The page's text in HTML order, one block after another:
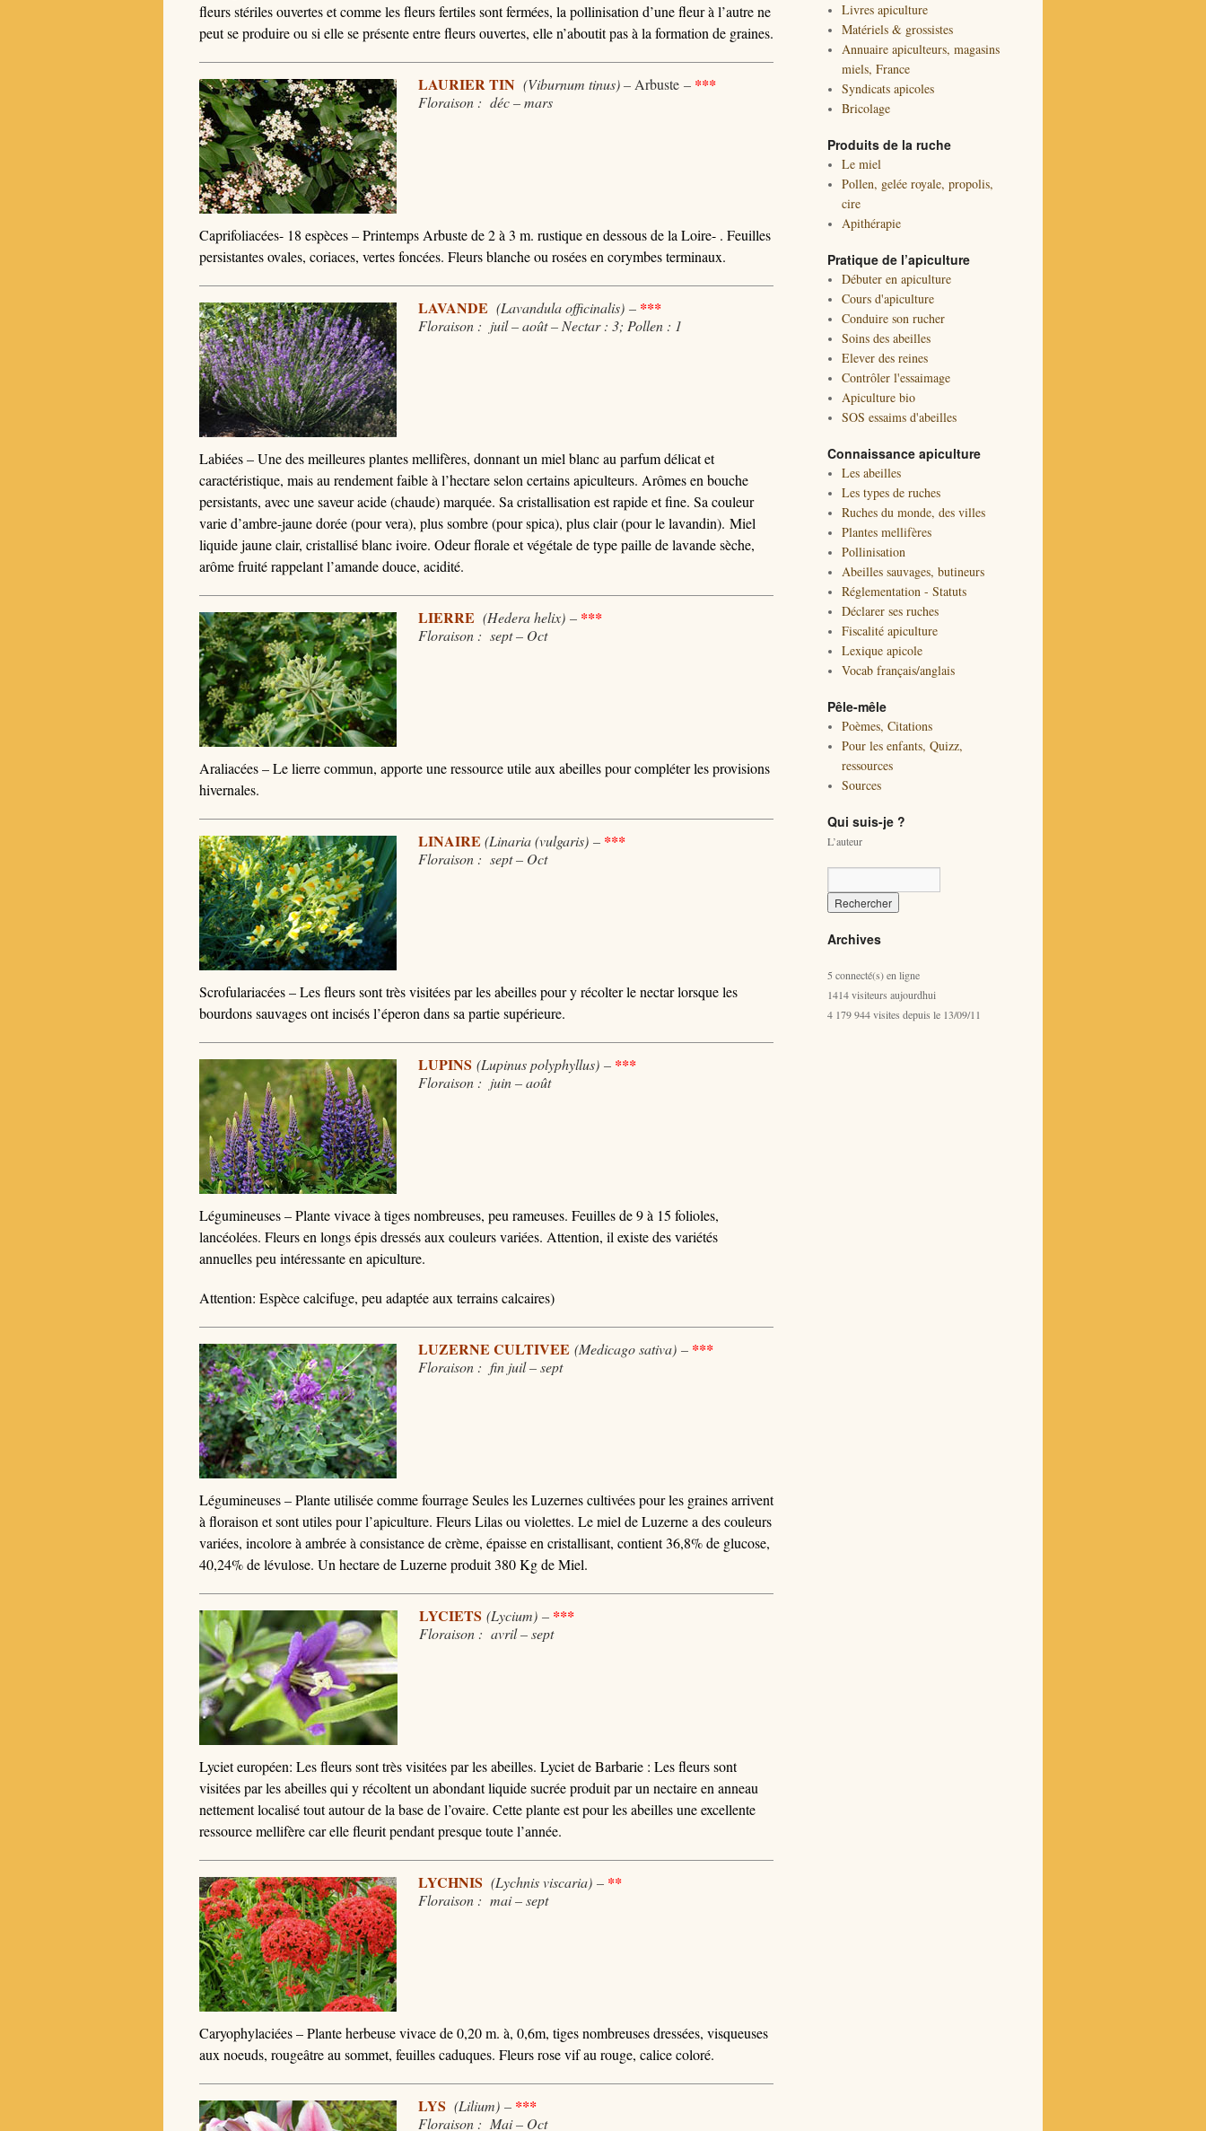
fleurs stériles ouvertes et comme les fleurs fertiles sont fermées, la pollinisation d’une fleur à l’autre ne
peut se produire ou si elle se présente entre fleurs ouvertes, elle n’aboutit pas à la formation de graines.
LAURIER TIN (Viburnum tinus) – Arbuste – ***
Floraison : déc – mars
Caprifoliacées- 18 espèces – Printemps Arbuste de 2 à 3 m. rustique en dessous de la Loire- . Feuilles
persistantes ovales, coriaces, vertes foncées. Fleurs blanche ou rosées en corymbes terminaux.
LAVANDE (Lavandula officinalis) – ***
Floraison : juil – août – Nectar : 3; Pollen : 1
Labiées – Une des meilleures plantes mellifères, donnant un miel blanc au parfum délicat et
caractéristique, mais au rendement faible à l’hectare selon certains apiculteurs. Arômes en bouche
persistants, avec une saveur acide (chaude) marquée. Sa cristallisation est rapide et fine. Sa couleur
varie d’ambre-jaune dorée (pour vera), plus sombre (pour spica), plus clair (pour le lavandin). Miel
liquide jaune clair, cristallisé blanc ivoire. Odeur florale et végétale de type paille de lavande sèche,
arôme fruité rappelant l’amande douce, acidité.
LIERRE (Hedera helix) – ***
Floraison : sept – Oct
Araliacées – Le lierre commun, apporte une ressource utile aux abeilles pour compléter les provisions
hivernales.
LINAIRE (Linaria (vulgaris) – ***
Floraison : sept – Oct
Scrofulariacées – Les fleurs sont très visitées par les abeilles pour y récolter le nectar lorsque les
bourdons sauvages ont incisés l’éperon dans sa partie supérieure.
LUPINS (Lupinus polyphyllus) – ***
Floraison : juin – août
Légumineuses – Plante vivace à tiges nombreuses, peu rameuses. Feuilles de 9 à 15 folioles,
lancéolées. Fleurs en longs épis dressés aux couleurs variées. Attention, il existe des variétés
annuelles peu intéressante en apiculture.
Attention: Espèce calcifuge, peu adaptée aux terrains calcaires)
LUZERNE CULTIVEE (Medicago sativa) – ***
Floraison : fin juil – sept
Légumineuses – Plante utilisée comme fourrage Seules les Luzernes cultivées pour les graines arrivent
à floraison et sont utiles pour l’apiculture. Fleurs Lilas ou violettes. Le miel de Luzerne a des couleurs
variées, incolore à ambrée à consistance de crème, épaisse en cristallisant, contient 36,8% de glucose,
40,24% de lévulose. Un hectare de Luzerne produit 380 Kg de Miel.
LYCIETS (Lycium) – ***
Floraison : avril – sept
Lyciet européen: Les fleurs sont très visitées par les abeilles. Lyciet de Barbarie : Les fleurs sont
visitées par les abeilles qui y récoltent un abondant liquide sucrée produit par un nectaire en anneau
nettement localisé tout autour de la base de l’ovaire. Cette plante est pour les abeilles une excellente
ressource mellifère car elle fleurit pendant presque toute l’année.
LYCHNIS (Lychnis viscaria) – **
Floraison : mai – sept
Caryophylaciées – Plante herbeuse vivace de 0,20 m. à, 0,6m, tiges nombreuses dressées, visqueuses
aux noeuds, rougeâtre au sommet, feuilles caduques. Fleurs rose vif au rouge, calice coloré.
LYS (Lilium) – ***
Floraison : Mai – Oct
Livres apiculture
Matériels & grossistes
Annuaire apiculteurs, magasins
miels, France
Syndicats apicoles
Bricolage
Produits de la ruche
Le miel
Pollen, gelée royale, propolis,
cire
Apithérapie
Pratique de l’apiculture
Débuter en apiculture
Cours d'apiculture
Conduire son rucher
Soins des abeilles
Elever des reines
Contrôler l'essaimage
Apiculture bio
SOS essaims d'abeilles
Connaissance apiculture
Les abeilles
Les types de ruches
Ruches du monde, des villes
Plantes mellifères
Pollinisation
Abeilles sauvages, butineurs
Réglementation - Statuts
Déclarer ses ruches
Fiscalité apiculture
Lexique apicole
Vocab français/anglais
Pêle-mêle
Poèmes, Citations
Pour les enfants, Quizz,
ressources
Sources
Qui suis-je ?
L’auteur
Archives
5 connecté(s) en ligne
1414 visiteurs aujourdhui
4 179 944 visites depuis le 13/09/11